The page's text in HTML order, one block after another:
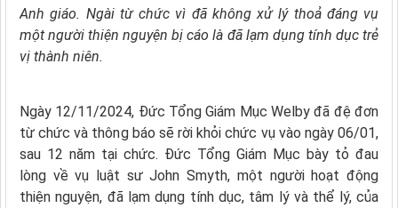
Anh giáo. Ngài từ chức vì đã không xử lý thoả đáng vụ
một người thiện nguyện bị cáo là đã lạm dụng tính dục trẻ
vị thành niên.
Ngày 12/11/2024, Đức Tổng Giám Mục Welby đã đệ đơn
từ chức và thông báo sẽ rời khỏi chức vụ vào ngày 06/01,
sau 12 năm tại chức. Đức Tổng Giám Mục bày tỏ đau
lòng về vụ luật sư John Smyth, một người hoạt động
thiện nguyện, đã lạm dụng tính dục, tâm lý và thể lý, của